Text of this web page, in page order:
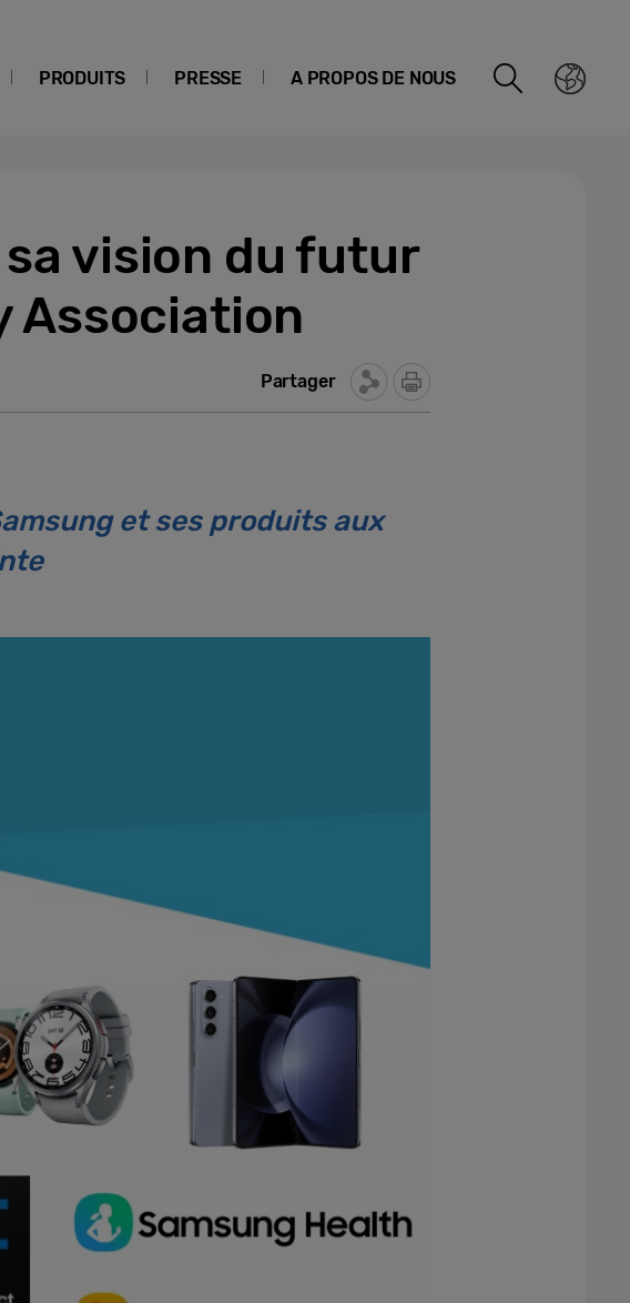
PRODUITS PRESSE A PROPOS DE NOUS
vision du futur
Association
Partager
et ses produits aux